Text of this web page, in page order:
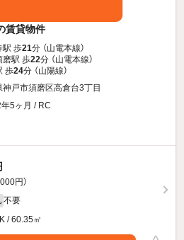
賃貸物件
駅 歩21分 （山電本線）
磨駅 歩22分 （山電本線）
歩24分 （山陽線）
神戸市須磨区高倉台3丁目
5ヶ月 / RC
円）
不要
/ 60.35㎡